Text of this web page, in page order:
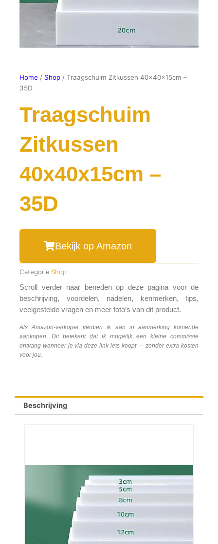
Home / Shop / Traagschuim Zitkussen 40x40x15cm –
35D
Traagschuim
Zitkussen
40x40x15cm –
35D
Bekijk op Amazon
Categorie Shop
Scroll verder naar beneden op deze pagina voor de
beschrijving, voordelen, nadelen, kenmerken, tips,
veelgestelde vragen en meer foto’s van dit product.
Als Amazon-verkoper verdien ik aan in aanmerking komende
aankopen. Dit betekent dat ik mogelijk een kleine commissie
ontvang wanneer je via deze link iets koopt — zonder extra kosten
voor jou.
Beschrijving